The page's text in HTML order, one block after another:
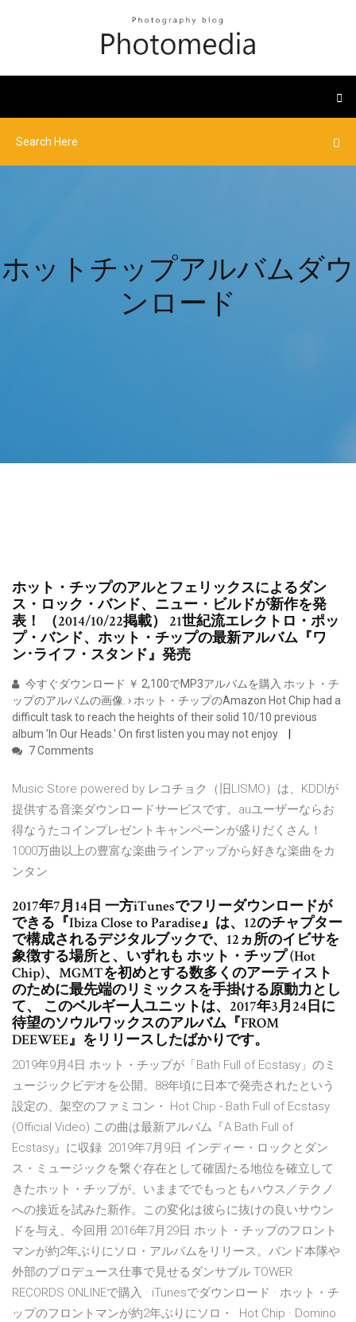
ホットチップアルバムダウ
ンロード
ホット・チップのアルとフェリックスによるダン
ス・ロック・バンド、ニュー・ビルドが新作を発
表！ （2014/10/22掲載） 21世紀流エレクトロ・ポッ
プ・バンド、ホット・チップの最新アルバム『ワ
ン･ライフ・スタンド』発売
今すぐダウンロード ￥ 2,100でMP3アルバムを購入 ホット・チ
ップのアルバムの画像. › ホット・チップのAmazon Hot Chip had a
difficult task to reach the heights of their solid 10/10 previous
album 'In Our Heads.' On first listen you may not enjoy
7 Comments
Music Store powered by レコチョク（旧LISMO）は、KDDIが
提供する音楽ダウンロードサービスです。auユーザーならお
得なうたコインプレゼントキャンペーンが盛りだくさん！
1000万曲以上の豊富な楽曲ラインアップから好きな楽曲をカ
ンタン
2017年7月14日 一方iTunesでフリーダウンロードが
できる『Ibiza Close to Paradise』は、12のチャプター
で構成されるデジタルブックで、12ヵ所のイビサを
象徴する場所と、いずれも ホット・チップ (Hot
Chip)、MGMTを初めとする数多くのアーティスト
のために最先端のリミックスを手掛ける原動力とし
て、 このベルギー人ユニットは、2017年3月24日に
待望のソウルワックスのアルバム『FROM
DEEWEE』をリリースしたばかりです。
2019年9月4日 ホット・チップが「Bath Full of Ecstasy」のミ
ュージックビデオを公開。88年頃に日本で発売されたという
設定の、架空のファミコン・ Hot Chip - Bath Full of Ecstasy
(Official Video) この曲は最新アルバム『A Bath Full of
Ecstasy』に収録 2019年7月9日 インディー・ロックとダン
ス・ミュージックを繋ぐ存在として確固たる地位を確立して
きたホット・チップが、いままででもっともハウス／テクノ
への接近を試みた新作。この変化は彼らに抜けの良いサウン
ドを与え、今回用 2016年7月29日 ホット・チップのフロント
マンが約2年ぶりにソロ・アルバムをリリース。バンド本隊や
外部のプロデュース仕事で見せるダンサブル TOWER
RECORDS ONLINEで購入 · iTunesでダウンロード · ホット・チ
ップのフロントマンが約2年ぶりにソロ・ Hot Chip · Domino